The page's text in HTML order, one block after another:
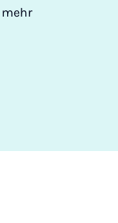
mehr